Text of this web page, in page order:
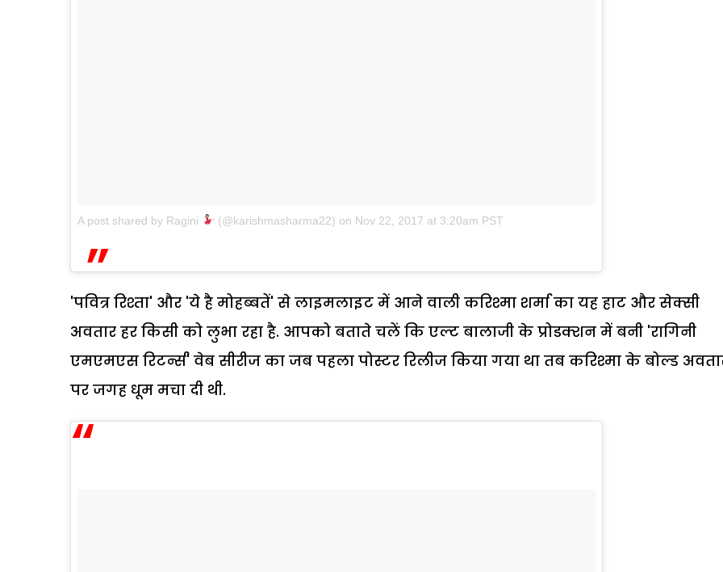
A post shared by Ragini (@karishmasharma22) on Nov 22, 2017 at 3:20am PST
'पवित्र रिश्ता' और 'ये है मोहब्बतें' से लाइमलाइट में आने वाली करिश्मा शर्मा का यह हाट और सेक्सी
अवतार हर किसी को लुभा रहा है. आपको बताते चलें कि एल्ट बालाजी के प्रोडक्शन में बनी 'रागिनी
एमएमएस रिटर्न्स' वेब सीरीज का जब पहला पोस्टर रिलीज किया गया था तब करिश्मा के बोल्ड
पर जगह धूम मचा दी थी.